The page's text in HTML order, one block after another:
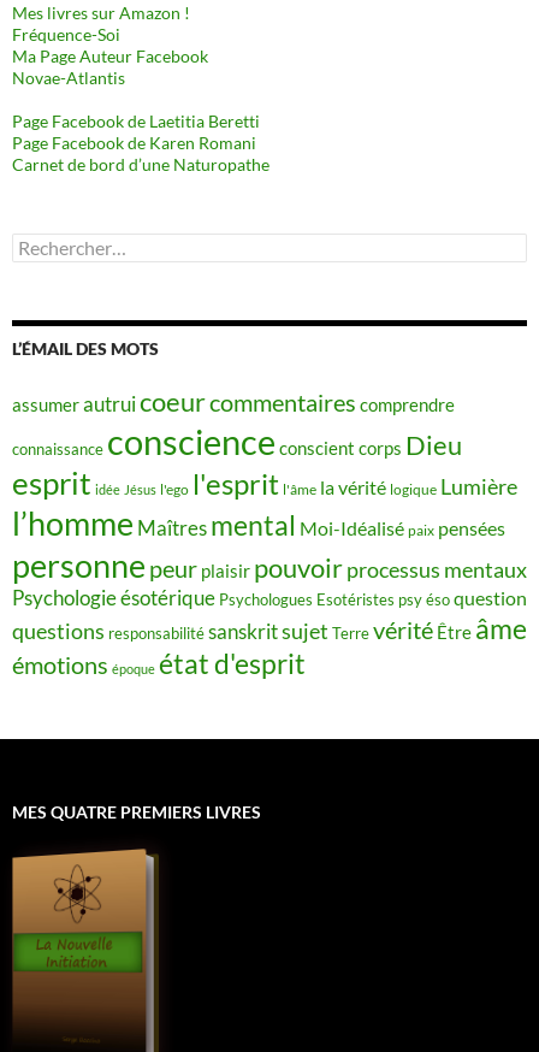
Mes livres sur Amazon !
Fréquence-Soi
Ma Page Auteur Facebook
Novae-Atlantis
Page Facebook de Laetitia Beretti
Page Facebook de Karen Romani
Carnet de bord d’une Naturopathe
Rechercher :
L’ÉMAIL DES MOTS
assumerautruicoeurcommentaires comprendre
connaissance conscience conscient corps Dieu
esprit idée Jésus l'ego l'esprit l'âme la vérité logique Lumière
l’homme Maîtres mental Moi-Idéalisé paix pensées
personne peur plaisir pouvoirprocessus mentaux
Psychologie ésotérique Psychologues Esotéristes psy ésoquestion
questions responsabilitésanskritsujet Terrevérité Être âme
émotions époque état d'esprit
MES QUATRE PREMIERS LIVRES